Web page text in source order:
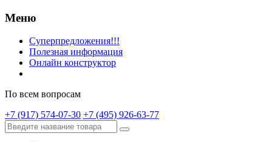
Меню
Суперпредложения!!!
Полезная информация
Онлайн конструктор
По всем вопросам
+7 (917) 574-07-30 +7 (495) 926-63-77